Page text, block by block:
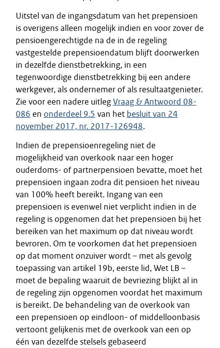
Uitstel van de ingangsdatum van het prepensioen
is overigens alleen mogelijk indien en voor zover de
pensioengerechtigde na de in de regeling
vastgestelde prepensioendatum blijft doorwerken
in dezelfde dienstbetrekking, in een
tegenwoordige dienstbetrekking bij een andere
werkgever, als ondernemer of als resultaatgenieter.
Zie voor een nadere uitlegVraag & Antwoord 08-
086 en onderdeel 9.5 van het besluit van 24
november 2017, nr. 2017-126948.
Indien de prepensioenregeling niet de
mogelijkheid van overkook naar een hoger
ouderdoms- of partnerpensioen bevatte, moet het
prepensioen ingaan zodra dit pensioen het niveau
van 100% heeft bereikt. Ingang van een
prepensioen is evenwel niet verplicht indien in de
regeling is opgenomen dat het prepensioen bij het
bereiken van het maximum op dat niveau wordt
bevroren. Om te voorkomen dat het prepensioen
op dat moment onzuiver wordt – met als gevolg
toepassing van artikel 19b, eerste lid, Wet LB –
moet de bepaling waaruit de bevriezing blijkt al in
de regeling zijn opgenomen voordat het maximum
is bereikt. De behandeling van de overkook van
een prepensioen op eindloon- of middelloonbasis
vertoont gelijkenis met de overkook van een op
één van dezelfde stelsels gebaseerd